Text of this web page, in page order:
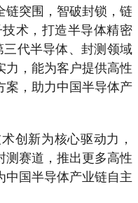
链突围，智破封锁，链
术，打造半导体精密
代半导体、封测领域
，能为客户提供高性
案，助力中国半导体产
创新为核心驱动力，
赛道，推出更多高性
国半导体产业链自主